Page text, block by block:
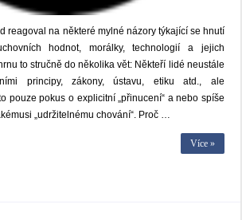
reagoval na některé mylné názory týkající se hnutí
hodnot, morálky, technologií a jejich
to stručně do několika vět: Někteří lidé neustále
principy, zákony, ústavu, etiku atd., ale
pouze pokus o explicitní „přinucení“ a nebo spíše
„udržitelnému chování“. Proč …
Více »